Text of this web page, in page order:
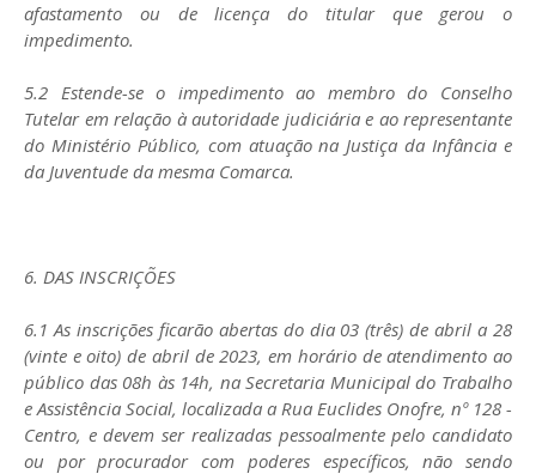
afastamento ou de licença do titular que gerou o
impedimento.
5.2 Estende-se o impedimento ao membro do Conselho
Tutelar em relação à autoridade judiciária e ao representante
do Ministério Público, com atuação na Justiça da Infância e
da Juventude da mesma Comarca.
6. DAS INSCRIÇÕES
6.1 As inscrições ficarão abertas do dia 03 (três) de abril a 28
(vinte e oito) de abril de 2023, em horário de atendimento ao
público das 08h às 14h, na Secretaria Municipal do Trabalho
e Assistência Social, localizada a Rua Euclides Onofre, nº 128 -
Centro, e devem ser realizadas pessoalmente pelo candidato
ou por procurador com poderes específicos, não sendo